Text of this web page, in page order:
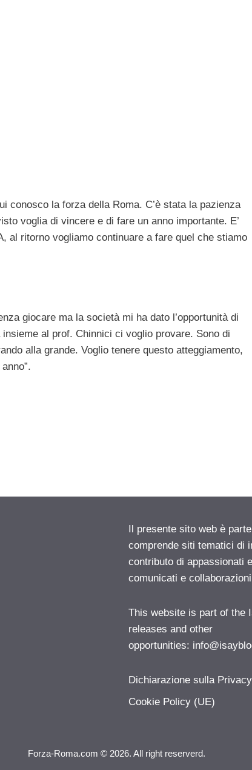
conosco la forza della Roma. C’è stata la pazienza
voglia di vincere e di fare un anno importante. E’
al ritorno vogliamo continuare a fare quel che stiamo
giocare ma la società mi ha dato l’opportunità di
al prof. Chinnici ci voglio provare. Sono di
alla grande. Voglio tenere questo atteggiamento,
Il presente sito web è
comprende siti tematici di
contributo di appassionati
comunicati e
This website is part of the
releases and other
opportunities:
Dichiarazione sulla
Cookie Policy (UE)
Forza-Roma.com © 2026. All right reserverd.